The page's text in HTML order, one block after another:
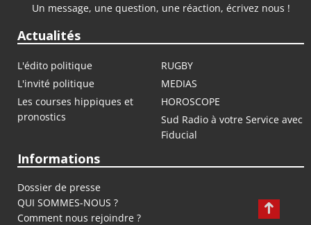
Un message, une question, une réaction, écrivez nous !
Actualités
L'édito politique
RUGBY
L'invité politique
MEDIAS
Les courses hippiques et
pronostics
HOROSCOPE
Sud Radio à votre Service avec
Fiducial
Informations
Dossier de presse
QUI SOMMES-NOUS ?
Comment nous rejoindre ?